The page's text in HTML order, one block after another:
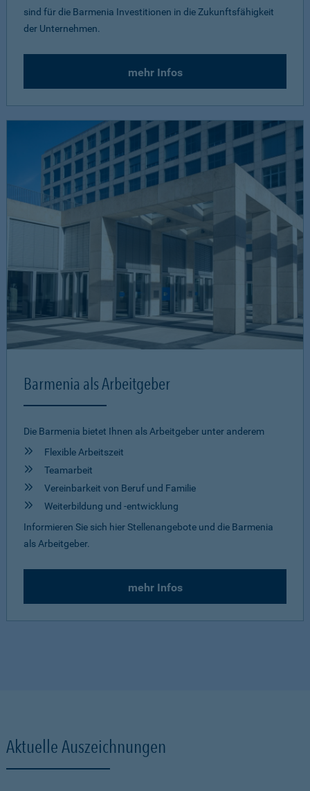
sind für die Barmenia Investitionen in die Zukunftsfähigkeit
der Unternehmen.
mehr Infos
Barmenia als Arbeitgeber
Die Barmenia bietet Ihnen als Arbeitgeber unter anderem
Flexible Arbeitszeit
Teamarbeit
Vereinbarkeit von Beruf und Familie
Weiterbildung und -entwicklung
Informieren Sie sich hier Stellenangebote und die Barmenia
als Arbeitgeber.
mehr Infos
Aktuelle Auszeichnungen